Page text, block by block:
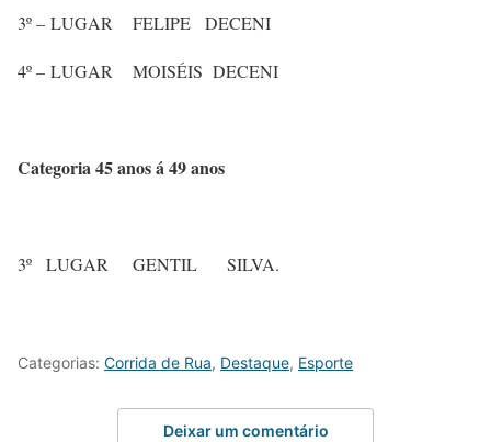
3º – LUGAR FELIPE DECENI
4º – LUGAR MOISÉIS DECENI
Categoria 45 anos á 49 anos
3º LUGAR GENTIL SILVA.
Categorias: Corrida de Rua, Destaque, Esporte
Deixar um comentário